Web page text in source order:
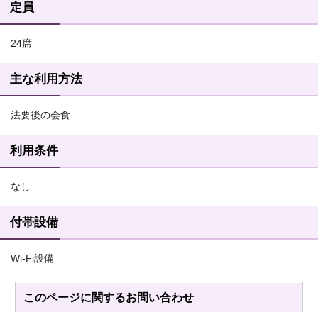
定員
24席
主な利用方法
法要後の会食
利用条件
なし
付帯設備
Wi-Fi設備
このページに関するお問い合わせ